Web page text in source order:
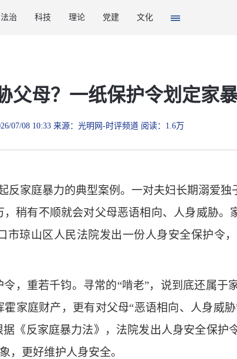
法治 科技 理论 党建 文化
父母？一纸保护令划定家
07/08 10:33 来源：光明网-时评频道 阅读：1.6万
家庭暴力的典型案例。一对夫妇长期溺爱独
稍有不顺就会对父母恶语相向、人身威胁。
琼山区人民法院发出一份人身安全保护令
重若千钧。寻常的“啃老”，说到底还属于
家庭财产，更有对父母“恶语相向、人身威
《反家庭暴力法》，法院发出人身安全保护
，更好维护人身安全。